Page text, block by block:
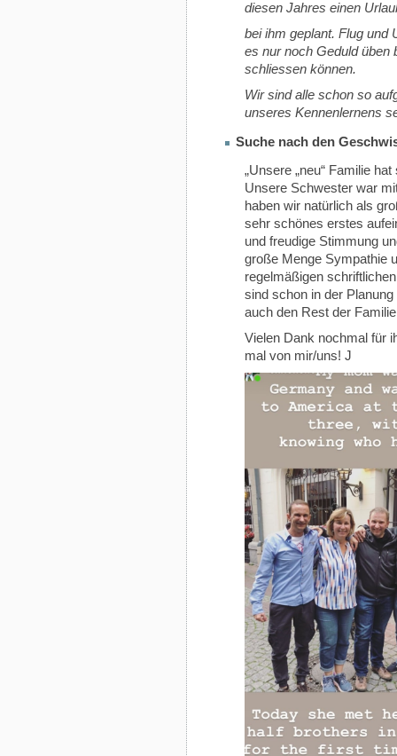
diesen Jahres einen
bei ihm geplant. Flug und
es nur noch Geduld üben
schliessen können.
Wir sind alle schon so
unseres Kennenlernens
Suche nach den
„Unsere „neu“ Familie
Unsere Schwester war
haben wir natürlich als
sehr schönes erstes
und freudige Stimmung
große Menge Sympathie
regelmäßigen
sind schon in der
auch den Rest der
Vielen Dank nochmal für
mal von mir/uns! J